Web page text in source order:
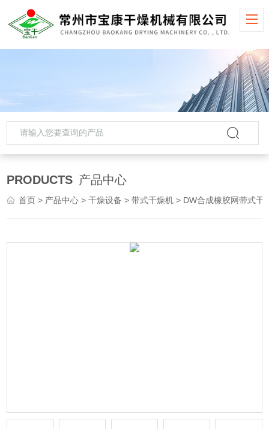
PRODUCTS 产品中心
首页 > 产品中心 >干燥设备 >带式干燥机 > DW合成橡胶网带式干燥机